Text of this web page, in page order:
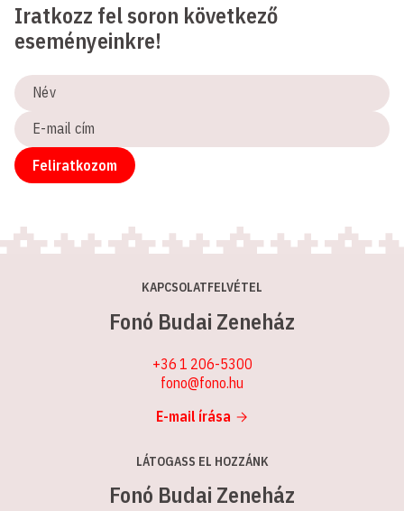
Iratkozz fel soron következő
eseményeinkre!
Név
E-
mail
cím
Feliratkozom
KAPCSOLATFELVÉTEL
Fonó Budai Zeneház
+36 1 206-5300
fono@fono.hu
E-mail írása
LÁTOGASS EL HOZZÁNK
Fonó Budai Zeneház